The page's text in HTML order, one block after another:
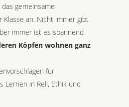
gemeinsame
Klasse an. Nicht immer gibt
immer ist es spannend
Köpfen wohnen ganz
für
Lernen in Reli, Ethik und